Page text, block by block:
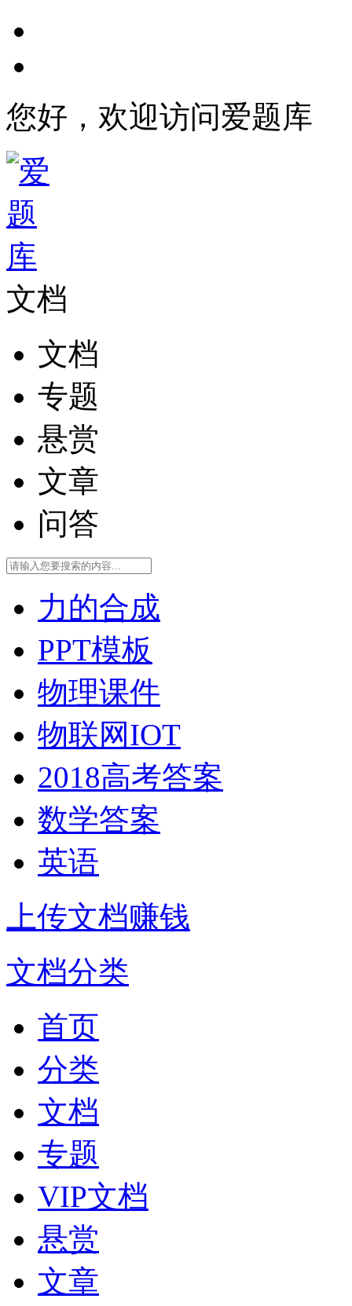
您好，欢迎访问爱题库
文档
文档
专题
悬赏
文章
问答
力的合成
PPT模板
物理课件
物联网IOT
2018高考答案
数学答案
英语
上传文档赚钱
文档分类
首页
分类
文档
专题
VIP文档
悬赏
文章